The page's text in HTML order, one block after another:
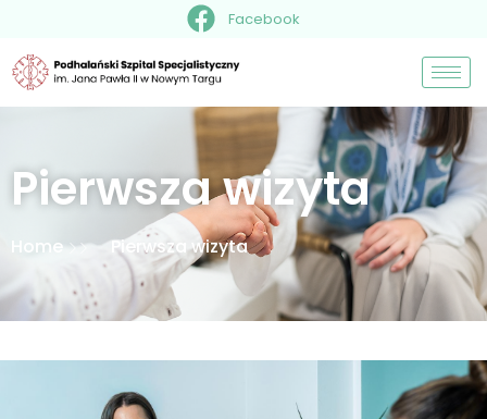
Facebook
Pierwsza wizyta
Home Pierwsza wizyta